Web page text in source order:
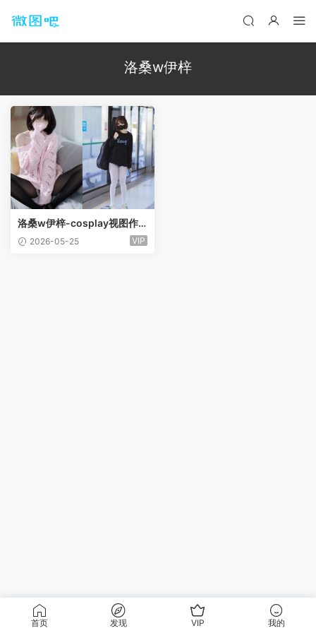
洛桑w伊梓
洛桑w伊梓-cosplay视图作
品合集[23套]
2026-05-25 VIP
首页 发现 VIP 我的